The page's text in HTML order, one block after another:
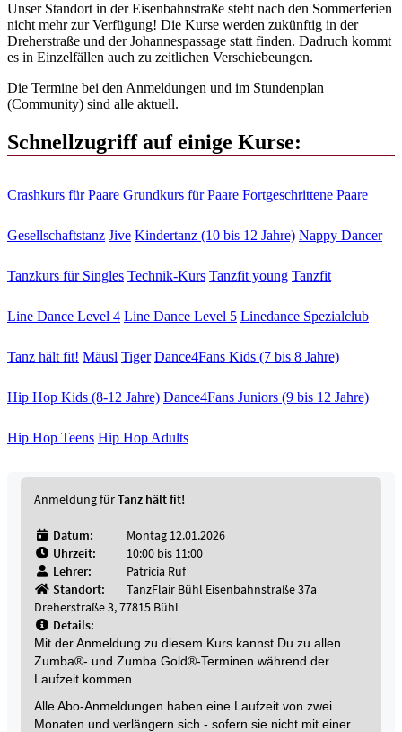
Unser Standort in der Eisenbahnstraße steht nach den Sommerferien
nicht mehr zur Verfügung! Die Kurse werden zukünftig in der
Dreherstraße und der Johannespassage statt finden. Dadruch kommt
es in Einzelfällen auch zu zeitlichen Verschiebeungen.
Die Termine bei den Anmeldungen und im Stundenplan
(Community) sind alle aktuell.
Schnellzugriff auf einige Kurse:
Crashkurs für Paare Grundkurs für Paare Fortgeschrittene Paare
Gesellschaftstanz Jive Kindertanz (10 bis 12 Jahre) Nappy Dancer
Tanzkurs für Singles Technik-Kurs Tanzfit young Tanzfit
Line Dance Level 4 Line Dance Level 5 Linedance Spezialclub
Tanz hält fit! Mäusl Tiger Dance4Fans Kids (7 bis 8 Jahre)
Hip Hop Kids (8-12 Jahre) Dance4Fans Juniors (9 bis 12 Jahre)
Hip Hop Teens Hip Hop Adults